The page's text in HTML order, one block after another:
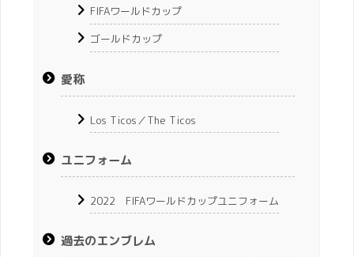
FIFAワールドカップ
ゴールドカップ
愛称
Los Ticos／The Ticos
ユニフォーム
2022 FIFAワールドカップユニフォーム
過去のエンブレム